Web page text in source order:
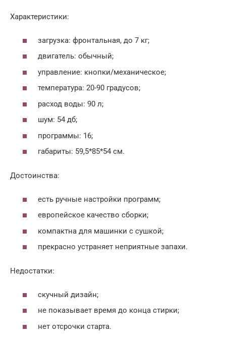
Характеристики:
загрузка: фронтальная, до 7 кг;
двигатель: обычный;
управление: кнопки/механическое;
температура: 20-90 градусов;
расход воды: 90 л;
шум: 54 дб;
программы: 16;
габариты: 59,5*85*54 см.
Достоинства:
есть ручные настройки программ;
европейское качество сборки;
компактна для машинки с сушкой;
прекрасно устраняет неприятные запахи.
Недостатки:
скучный дизайн;
не показывает время до конца стирки;
нет отсрочки старта.